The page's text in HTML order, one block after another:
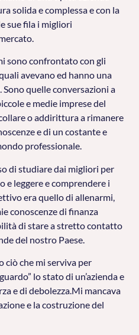
solida e complessa e con la
sue fila i migliori
sono confrontato con gli
avevano ed hanno una
quelle conversazioni a
e medie imprese del
o addirittura a rimanere
e di un costante e
professionale.
di studiare dai migliori per
e leggere e comprendere i
era quello di allenarmi,
conoscenze di finanza
di stare a stretto contatto
del nostro Paese.
che mi serviva per
lo stato di un’azienda e
e di debolezza.Mi mancava
e la costruzione del